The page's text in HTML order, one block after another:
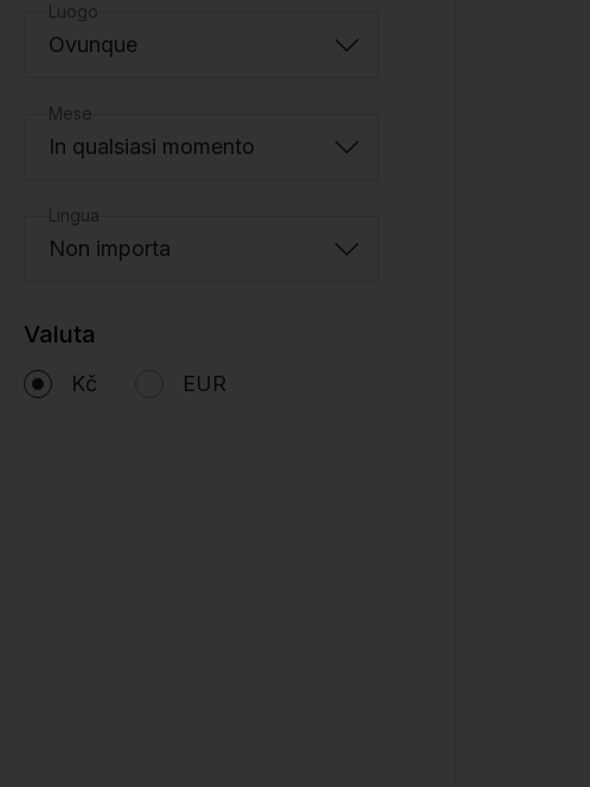
Luogo
Ovunque
Mese
In qualsiasi momento
Lingua
Non importa
Valuta
Kč EUR